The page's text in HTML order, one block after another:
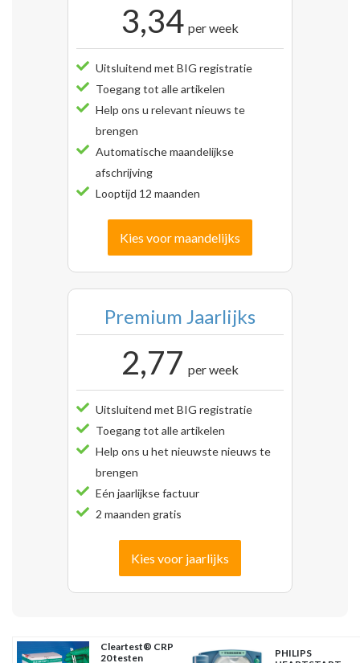
3,34 per week
Uitsluitend met BIG registratie
Toegang tot alle artikelen
Help ons u relevant nieuws te
brengen
Automatische maandelijkse
afschrijving
Looptijd 12 maanden
Kies voor maandelijks
Premium Jaarlijks
2,77 per week
Uitsluitend met BIG registratie
Toegang tot alle artikelen
Help ons u het nieuwste nieuws te
brengen
Eén jaarlijkse factuur
2 maanden gratis
Kies voor jaarlijks
Cleartest® CRP
20 testen
PHILIPS